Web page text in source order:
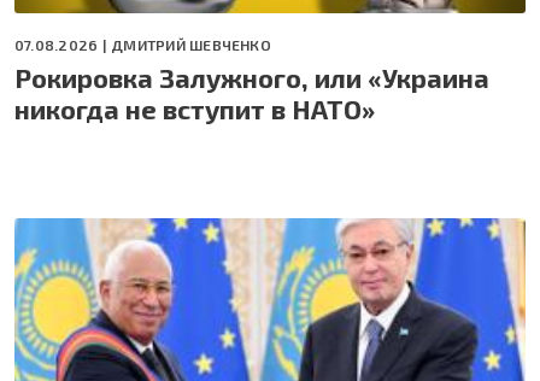
07.08.2026 | ДМИТРИЙ ШЕВЧЕНКО
Рокировка Залужного, или «Украина
никогда не вступит в НАТО»